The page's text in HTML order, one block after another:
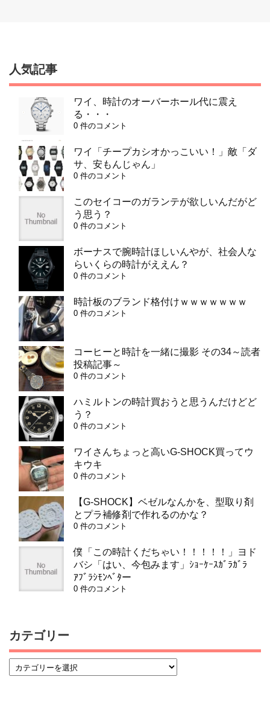
人気記事
ワイ、時計のオーバーホール代に震え
る・・・
0 件のコメント
ワイ「チープカシオかっこいい！」敵「ダ
サ、安もんじゃん」
0 件のコメント
このセイコーのガランテが欲しいんだがど
う思う？
0 件のコメント
ボーナスで腕時計ほしいんやが、社会人な
らいくらの時計がええん？
0 件のコメント
時計板のブランド格付けｗｗｗｗｗｗｗ
0 件のコメント
コーヒーと時計を一緒に撮影 その34～読者
投稿記事～
0 件のコメント
ハミルトンの時計買おうと思うんだけどど
う？
0 件のコメント
ワイさんちょっと高いG-SHOCK買ってウ
キウキ
0 件のコメント
【G-SHOCK】ベゼルなんかを、型取り剤
とプラ補修剤で作れるのかな？
0 件のコメント
僕「この時計くだちゃい！！！！！」ヨド
バシ「はい、今包みます」ｼｮｰｹｰｽｶﾞﾗｶﾞﾗ
ｱﾌﾞﾗｼﾓﾝﾍﾞﾀー
0 件のコメント
カテゴリー